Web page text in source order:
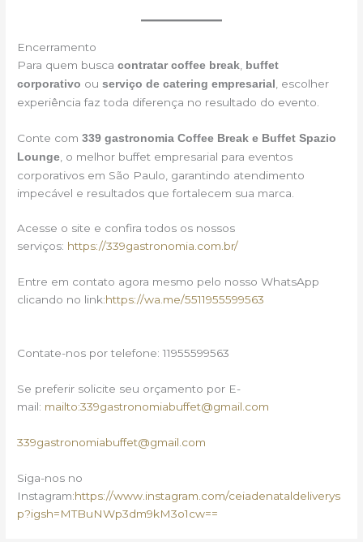
Encerramento
Para quem buscacontratar coffee break buffet
corporativo ouserviço de catering empresarial , escolher
experiência faz toda diferença no resultado do evento.
Conte com339 gastronomia Coffee Break e Buffet Spazio
Lounge , o melhor buffet empresarial para eventos
corporativos em São Paulo, garantindo atendimento
impecável e resultados que fortalecem sua marca.
Acesse o site e confira todos os nossos
serviços: https://339gastronomia.com.br/
Entre em contato agora mesmo pelo nosso WhatsApp
clicando no link:https://wa.me/5511955599563
Contate-nos por telefone: 11955599563
Se preferir solicite seu orçamento por E-
mail: mailto:339gastronomiabuffet@gmail.com
339gastronomiabuffet@gmail.com
Siga-nos no
Instagram:https://www.instagram.com/ceiadenataldeliverys
p?igsh=MTBuNWp3dm9kM3o1cw==